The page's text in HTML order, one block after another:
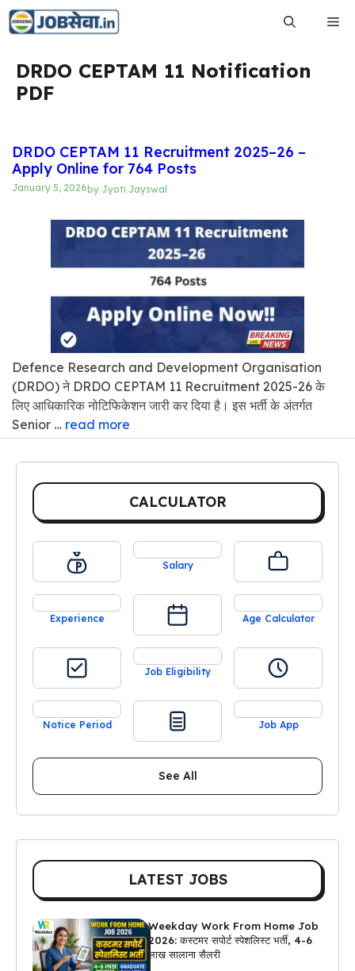
Skip
DRDO CEPTAM 11 Notification
PDF
DRDO CEPTAM 11 Recruitment 2025–26 –
Apply Online for 764 Posts
January 5, 2026 by Jyoti Jayswal
Defence Research and Development Organisation
(DRDO) ने DRDO CEPTAM 11 Recruitment 2025-26 के
लिए आधिकारिक नोटिफिकेशन जारी कर दिया है। इस भर्ती के अंतर्गत
Senior … read more
CALCULATOR
Salary
Experience Age Calculator
Job Eligibility
Notice Period Job App
See All
LATEST JOBS
Weekday Work From Home Job
2026: कस्टमर सपोर्ट स्पेशलिस्ट भर्ती, 4-6
लाख सालाना सैलरी